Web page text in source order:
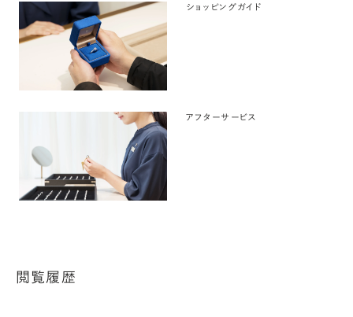
ショッピングガイド
アフターサービス
閲覧履歴